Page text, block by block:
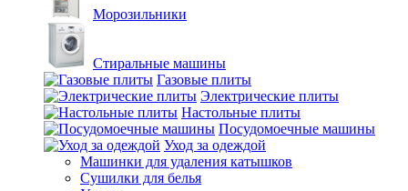
Морозильники
Стиральные машины
Газовые плиты
Электрические плиты
Настольные плиты
Посудомоечные машины
Уход за одеждой
Машинки для удаления катышков
Сушилки для белья